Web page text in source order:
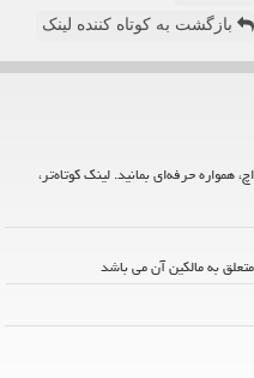
بازگشت به کوتاه کننده لینک
همواره حرفه‌ای بمانید. لینک کوتاه‌تر،